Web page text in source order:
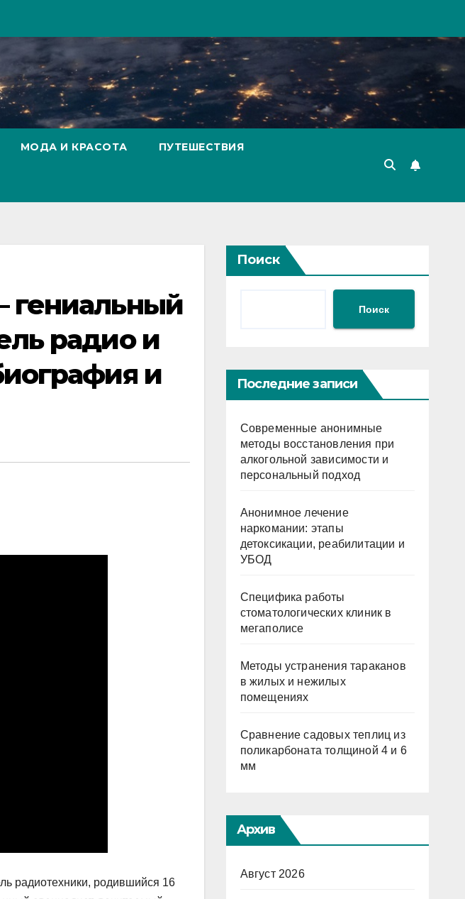
МОДА И КРАСОТА ПУТЕШЕСТВИЯ
гениальный
радио и
и
радиотехники, родившийся 16
Поиск
Поиск
Последние записи
Современные анонимные
методы восстановления при
алкогольной зависимости и
персональный подход
Анонимное лечение
наркомании: этапы
детоксикации, реабилитации и
УБОД
Специфика работы
стоматологических клиник в
мегаполисе
Методы устранения тараканов
в жилых и нежилых
помещениях
Сравнение садовых теплиц из
поликарбоната толщиной 4 и 6
мм
Архив
Август 2026